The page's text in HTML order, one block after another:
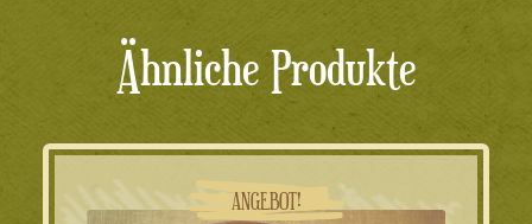
Ähnliche Produkte
ANGEBOT!